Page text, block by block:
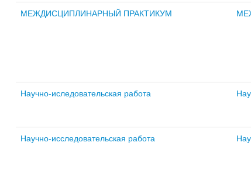
МЕЖДИСЦИПЛИНАРНЫЙ ПРАКТИКУМ
Научно-иследовательская работа
Научно-исследовательская работа